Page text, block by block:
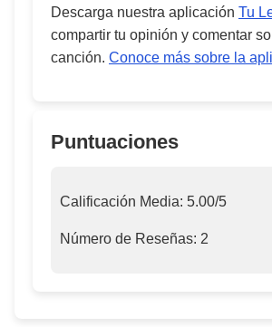
Descarga nuestra aplicación Tu
compartir tu opinión y comentar
canción. Conoce más sobre la
Puntuaciones
Calificación Media: 5.00/5
Número de Reseñas: 2